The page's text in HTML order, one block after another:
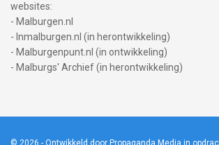
websites:
- Malburgen.nl
- Inmalburgen.nl (in herontwikkeling)
- Malburgenpunt.nl (in ontwikkeling)
- Malburgs' Archief (in herontwikkeling)